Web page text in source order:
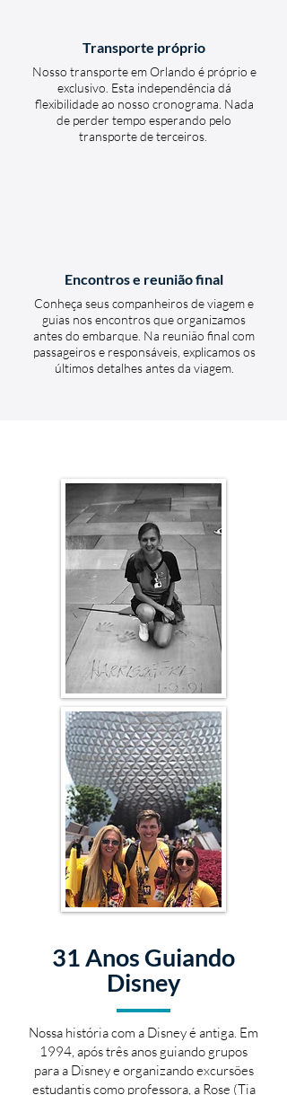
Transporte próprio
Nosso transporte em Orlando é próprio e
exclusivo. Esta independência dá
flexibilidade ao nosso cronograma. Nada
de perder tempo esperando pelo
transporte de terceiros.
Encontros e reunião final
Conheça seus companheiros de viagem e
guias nos encontros que organizamos
antes do embarque. Na reunião final com
passageiros e responsáveis, explicamos os
últimos detalhes antes da viagem.
31 Anos Guiando
Disney
Nossa história com a Disney é antiga. Em
1994, após três anos guiando grupos
para a Disney e organizando excursões
estudantis como professora, a Rose (Tia